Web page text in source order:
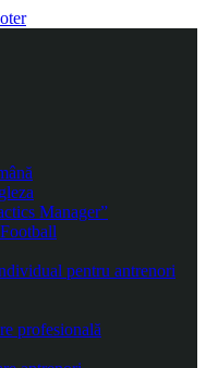
Manager”
pentru antrenori
profesională